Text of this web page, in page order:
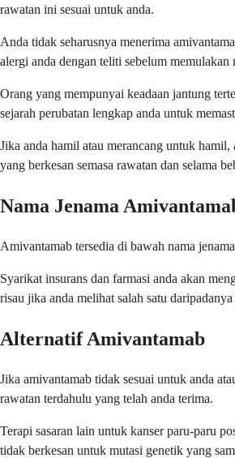
rawatan ini sesuai untuk anda.
Anda tidak seharusnya menerima
alergi anda dengan teliti sebelum memulakan
Orang yang mempunyai keadaan jantung
sejarah perubatan lengkap anda untuk
Jika anda hamil atau merancang untuk
yang berkesan semasa rawatan dan selama
Nama Jenama
Amivantamab tersedia di bawah nama
Syarikat insurans dan farmasi anda akan
risau jika anda melihat salah satu
Alternatif Amivantamab
Jika amivantamab tidak sesuai untuk anda
rawatan terdahulu yang telah anda terima.
Terapi sasaran lain untuk kanser paru-paru
tidak berkesan untuk mutasi genetik yang